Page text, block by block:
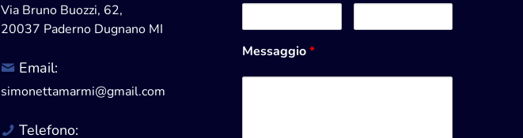
Via Bruno Buozzi, 62,
20037 Paderno Dugnano MI
Email:
simonettamarmi@gmail.com
Telefono:
Messaggio*